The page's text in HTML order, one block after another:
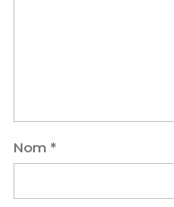
Nom *